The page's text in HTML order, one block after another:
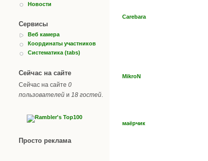
Новости
Сервисы
Веб камера
Координаты участников
Систематика (tabs)
Сейчас на сайте
Сейчас на сайте 0
пользователей и 18 гостей
Просто реклама
Carebara
MikroN
маёрчик